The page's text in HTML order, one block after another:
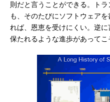
則だと言うことができる。ト
も、そのたびにソフトウェア
れば、恩恵を受けにくい。逆
保たれるような進歩があってこ